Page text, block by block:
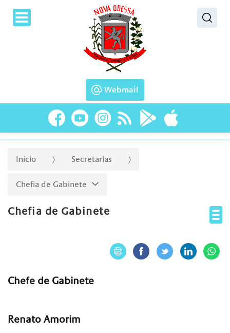
Webmail
Início Secretarias
Chefia de Gabinete
Chefia de Gabinete
Chefe de Gabinete
Renato Amorim